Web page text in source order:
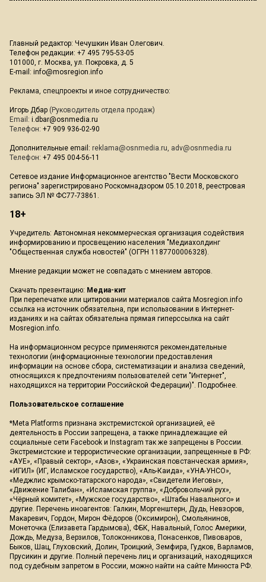
Главный редактор: Чечушкин Иван Олегович.
Телефон редакции: +7 495 795-53-05
101000, г. Москва, ул. Покровка, д. 5
E-mail: info@mosregion.info
Реклама, спецпроекты и иное сотрудничество:
Игорь Дбар (Руководитель отдела продаж)
Email: i.dbar@osnmedia.ru
Телефон: +7 909 936-02-90
Дополнительные email: reklama@osnmedia.ru, adv@osnmedia.ru
Телефон: +7 495 004-56-11
Сетевое издание Информационное агентство "Вести Московского
региона" зарегистрировано Роскомнадзором 05.10.2018, реестровая
запись ЭЛ № ФС77-73861.
18+
Учредитель: Автономная некоммерческая организация содействия
информированию и просвещению населения "Медиахолдинг
"Общественная служба новостей" (ОГРН 1187700006328).
Мнение редакции может не совпадать с мнением авторов.
Скачать презентацию: Медиа-кит
При перепечатке или цитировании материалов сайта Mosregion.info
ссылка на источник обязательна, при использовании в Интернет-
изданиях и на сайтах обязательна прямая гиперссылка на сайт
Mosregion.info.
На информационном ресурсе применяются рекомендательные
технологии (информационные технологии предоставления
информации на основе сбора, систематизации и анализа сведений,
относящихся к предпочтениям пользователей сети "Интернет",
находящихся на территории Российской Федерации)". Подробнее.
Пользовательское соглашение
*Meta Platforms признана экстремистской организацией, её
деятельность в России запрещена, а также принадлежащие ей
социальные сети Facebook и Instagram так же запрещены в России.
Экстремистские и террористические организации, запрещенные в РФ:
«АУЕ», «Правый сектор», «Азов», «Украинская повстанческая армия»,
«ИГИЛ» (ИГ, Исламское государство), «Аль-Каида», «УНА-УНСО»,
«Меджлис крымско-татарского народа», «Свидетели Иеговы»,
«Движение Талибан», «Исламская группа», «Добровольчий рух»,
«Чёрный комитет», «Мужское государство», «Штабы Навального» и
другие. Перечень иноагентов: Галкин, Моргенштерн, Дудь, Невзоров,
Макаревич, Гордон, Мирон Фёдоров (Оксимирон), Смольянинов,
Монеточка (Елизавета Гардымова), ФБК, Навальный, Голос Америки,
Дождь, Медуза, Верзилов, Толоконникова, Понасенков, Пивоваров,
Быков, Шац, Глуховский, Долин, Троицкий, Земфира, Гудков, Варламов,
Прусикин и другие. Полный перечень лиц и организаций, находящихся
под судебным запретом в России, можно найти на сайте Минюста РФ.